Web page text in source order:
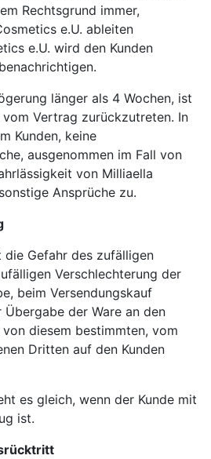
Rechtsgrund immer,
e.U. ableiten
e.U. wird den Kunden
länger als 4 Wochen, ist
Vertrag zurückzutreten. In
Kunden, keine
ausgenommen im Fall von
von Milliaella
Ansprüche zu.
die Gefahr des zufälligen
Verschlechterung der
beim Versendungskauf
der Ware an den
diesem bestimmten, vom
Dritten auf den Kunden
es gleich, wenn der Kunde mit
ist.